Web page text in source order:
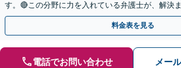
す。🔴この分野に力を入れている弁護士が、解決
トいたします。まずはお気軽にお問い合わせくだ
料金表を見る
電話でお問い合わせ メー